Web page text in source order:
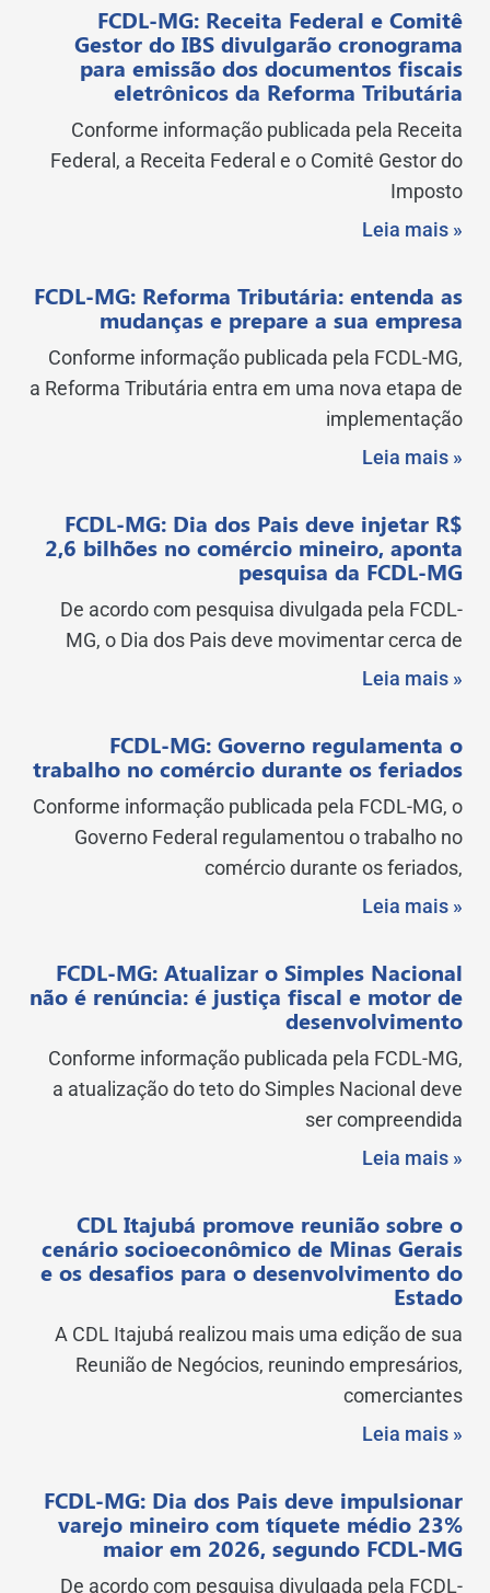
FCDL-MG: Receita Federal e Comitê
Gestor do IBS divulgarão cronograma
para emissão dos documentos fiscais
eletrônicos da Reforma Tributária
Conforme informação publicada pela Receita
Federal, a Receita Federal e o Comitê Gestor do
Imposto
Leia mais »
FCDL-MG: Reforma Tributária: entenda as
mudanças e prepare a sua empresa
Conforme informação publicada pela FCDL-MG,
a Reforma Tributária entra em uma nova etapa de
implementação
Leia mais »
FCDL-MG: Dia dos Pais deve injetar R$
2,6 bilhões no comércio mineiro, aponta
pesquisa da FCDL-MG
De acordo com pesquisa divulgada pela FCDL-
MG, o Dia dos Pais deve movimentar cerca de
Leia mais »
FCDL-MG: Governo regulamenta o
trabalho no comércio durante os feriados
Conforme informação publicada pela FCDL-MG, o
Governo Federal regulamentou o trabalho no
comércio durante os feriados,
Leia mais »
FCDL-MG: Atualizar o Simples Nacional
não é renúncia: é justiça fiscal e motor de
desenvolvimento
Conforme informação publicada pela FCDL-MG,
a atualização do teto do Simples Nacional deve
ser compreendida
Leia mais »
CDL Itajubá promove reunião sobre o
cenário socioeconômico de Minas Gerais
e os desafios para o desenvolvimento do
Estado
A CDL Itajubá realizou mais uma edição de sua
Reunião de Negócios, reunindo empresários,
comerciantes
Leia mais »
FCDL-MG: Dia dos Pais deve impulsionar
varejo mineiro com tíquete médio 23%
maior em 2026, segundo FCDL-MG
De acordo com pesquisa divulgada pela FCDL-